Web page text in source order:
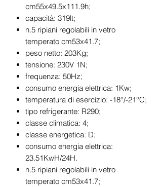
cm55x49.5x111.9h;
capacità: 319lt;
n.5 ripiani regolabili in vetro
temperato cm53x41.7;
peso netto: 203Kg;
tensione: 230V 1N;
frequenza: 50Hz;
consumo energia elettrica: 1Kw;
temperatura di esercizio: -18°/-21°C;
tipo refrigerante: R290;
classe climatica: 4;
classe energetica: D;
consumo energia elettrica:
23.51KwH/24H.
n.5 ripiani regolabili in vetro
temperato cm53x41.7;